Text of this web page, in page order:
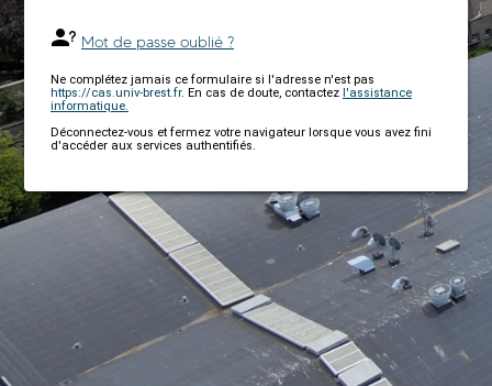
Mot de passe oublié ?
Ne complétez jamais ce formulaire si l'adresse n'est pas
https://cas.univ-brest.fr. En cas de doute, contactez l'assistance
informatique.
Déconnectez-vous et fermez votre navigateur lorsque vous avez fini
d'accéder aux services authentifiés.